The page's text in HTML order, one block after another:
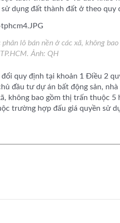
dụng đất thành đất ở theo quy
lô bán nền ở các xã, không
Ảnh: QH
đổi quy định tại khoản 1 Điều 2
đầu tư dự án bất động sản,
không bao gồm thị trấn thuộc 5
trường hợp đấu giá quyền sử